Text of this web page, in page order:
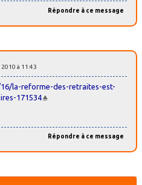
Répondre à ce message
à 11:43
la-reforme-des-retraites-est-
171534
Répondre à ce message